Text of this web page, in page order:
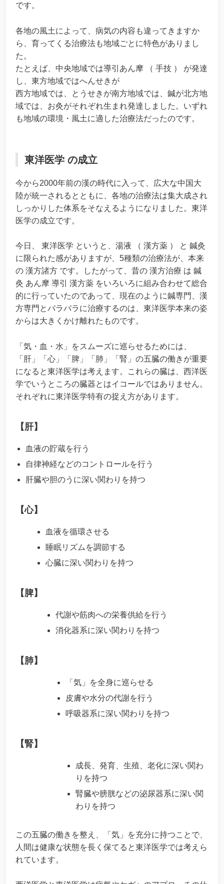
です。
各地の風土によって、病気の内容も違ってきますか
ら、育ってくる治療法も地域ごとに特色がありまし
た。
たとえば、中央地域では導引あん摩 （ 手技 ） が発達
し、東方地域ではへんせきが
西方地域では、とうせきが南方地域では、鍼が北方地
域では、お灸がそれぞれ生まれ発達しました。いずれ
も地域の環境・風土に適した治療法だったのです。
東洋医学 の成立
今から2000年前の漢の時代に入って、広大な中国大
陸が統一されるとともに、各地の治療法は集大成され
しっかりした体系をそなえるようになりました。東洋
医学の成立です。
今日、 東洋医学 というと、湯液 （ 漢方薬 ） と 鍼灸
に限られた感がありますが、5種類の治療法が、本来
の 漢方諸方 です。したがって、昔の 漢方治療 は 鍼
灸 あん摩 導引 漢方薬 をいろいろに組み合わせて総合
的に行っていたのであって、現在のように鍼専門、漢
方専門とバラバラに治療するのは、東洋医学本来の姿
からは大きくかけ離れたものです。
「気・血・水」をスムーズに巡らせるためには、
「肝」「心」「脾」「肺」「腎」の五臓の働きが重要
になると東洋医学は考えます。これらの臓は、西洋医
学でいうところの臓器とはイコールではありません。
それぞれに東洋医学特有の捉え方があります。
【肝】
血液の貯蔵を行う
自律神経などのコントロールを行う
肝臓や胆のうに深い関わりを持つ
【心】
血液を循環させる
睡眠リズムを調節する
心臓に深い関わりを持つ
【脾】
代謝や筋肉への栄養供給を行う
消化器系に深い関わりを持つ
【肺】
「気」を全身に巡らせる
皮膚や水分の代謝を行う
呼吸器系に深い関わりを持つ
【腎】
成長、発育、生殖、老化に深い関わ
りを持つ
腎臓や膀胱などの泌尿器系に深い関
わりを持つ
この五臓の働きを整え、「気」を充分に持つことで、
人間は健康な状態を長く保てると東洋医学では考えら
れています。